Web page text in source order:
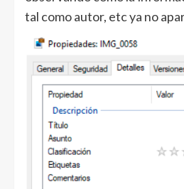
tal como autor, etc ya no